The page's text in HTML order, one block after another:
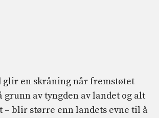
glir en skråning når fremstøtet
grunn av tyngden av landet og alt
– blir større enn landets evne til å